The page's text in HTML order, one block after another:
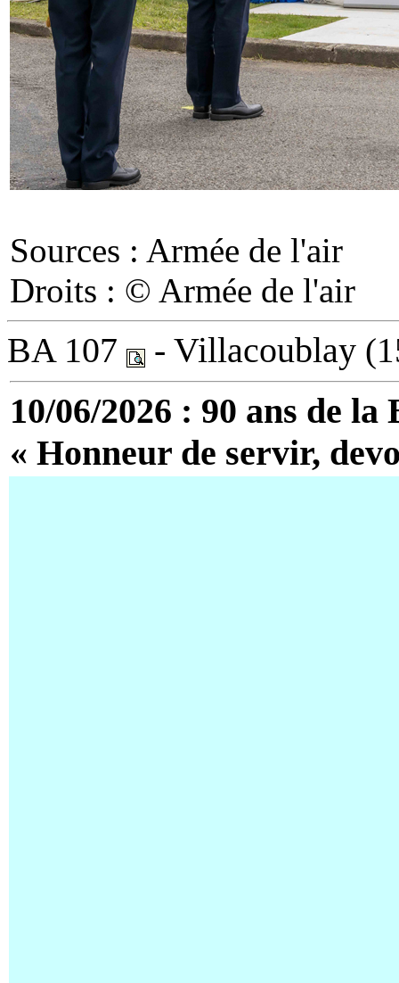
Sources : Armée de l'air
Droits : © Armée de l'air
BA 107 - Villacoublay
10/06/2026 : 90 ans de
« Honneur de servir,